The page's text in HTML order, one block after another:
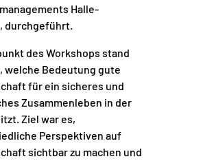
Halle-
durchgeführt.
des Workshops stand
welche Bedeutung gute
für ein sicheres und
Zusammenleben in der
Ziel war es,
Perspektiven auf
sichtbar zu machen und